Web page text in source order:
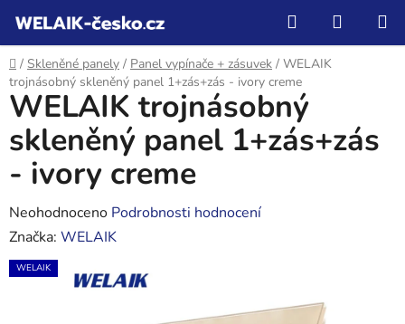
obsah
Hledat
KOŠÍK
Domů
/ Skleněné panely / Panel vypínače + zásuvek / WELAIK
trojnásobný skleněný panel 1+zás+zás - ivory creme
WELAIK trojnásobný
skleněný panel 1+zás+zás
- ivory creme
Průměrné
hodnocení
produktu
Neohodnoceno Podrobnosti hodnocení
Značka: WELAIK
WELAIK